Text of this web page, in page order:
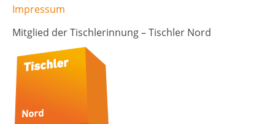
Impressum
Mitglied der Tischlerinnung – Tischler Nord